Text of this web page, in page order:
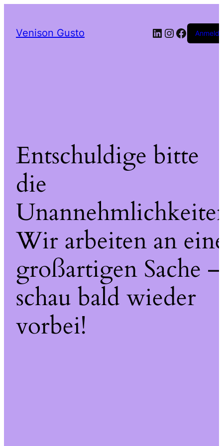
Venison Gusto LinkedIn
Instagram
Entschuldige bitte
die
Wir arbeiten an
großartigen Sache –
schau bald wieder
vorbei!